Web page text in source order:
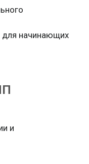
для начинающих
и